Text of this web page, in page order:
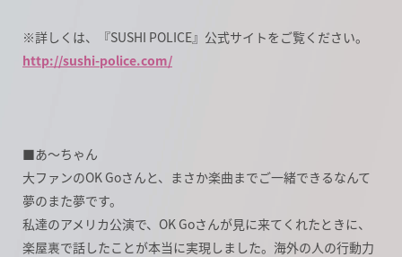
※詳しくは、『SUSHI POLICE』公式サイトをご覧ください。
http://sushi-police.com/
■あ～ちゃん
大ファンのOK Goさんと、まさか楽曲までご一緒できるなんて
夢のまた夢です。
私達のアメリカ公演で、OK Goさんが見に来てくれたときに、
楽屋裏で話したことが本当に実現しました。海外の人の行動力